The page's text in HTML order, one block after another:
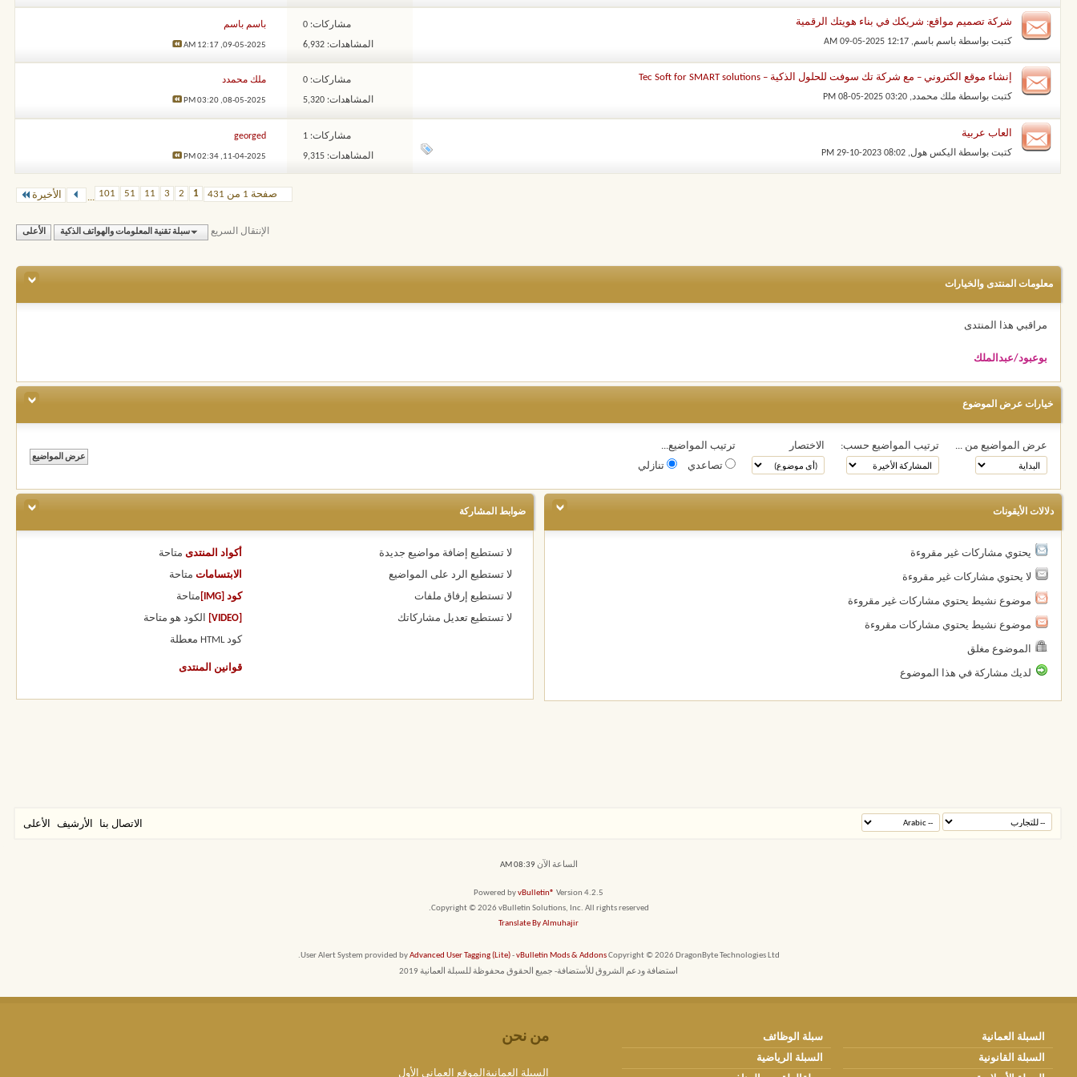
شركة تصميم مواقع: شريكك في بناء هويتك الرقمية
كتبت بواسطة باسم باسم‏, 09-05-2025 12:17 AM
مشاركات: 0
المشاهدات: 6,932
باسم باسم
09-05-2025,
12:17 AM
إنشاء موقع الكتروني – مع شركة تك سوفت للحلول الذكية – Tec Soft for SMART solutions
كتبت بواسطة ملك محمدد‏, 08-05-2025 03:20 PM
مشاركات: 0
المشاهدات: 5,320
ملك محمدد
08-05-2025,
03:20 PM
العاب عربية
كتبت بواسطة اليكس هول‏, 29-10-2023 08:02 PM
مشاركات: 1
المشاهدات: 9,315
georged
11-04-2025,
02:34 PM
صفحة 1 من 431 1
2
3
11
51
101
... الأخيرة
الإنتقال السريع سبلة تقنية المعلومات والهواتف الذكية الأعلى
معلومات المنتدى والخيارات
مراقبي هذا المنتدى
بوعبود/عبدالملك
خيارات عرض الموضوع
عرض المواضيع من ... ترتيب المواضيع حسب: الاختصار
ترتيب المواضيع...
تصاعدي
تنازلي
دلالات الأيقونات
يحتوي مشاركات غير مقروءة
لا يحتوي مشاركات غير مقروءة
موضوع نشيط يحتوي مشاركات غير مقروءة
موضوع نشيط يحتوي مشاركات مقروءة
الموضوع مغلق
لديك مشاركة في هذا الموضوع
ضوابط المشاركة
لا تستطيع إضافة مواضيع جديدة
لا تستطيع الرد على المواضيع
لا تستطيع إرفاق ملفات
لا تستطيع تعديل مشاركاتك
أكواد المنتدى متاحة
الابتسامات متاحة
كود [IMG] متاحة
الكود هو متاحة
كود HTML معطلة
قوانين المنتدى
الاتصال بنا الأرشيف الأعلى
الساعة الآن08:39 AM
Powered byvBulletin® Version 4.2.5
Copyright © 2026 vBulletin Solutions, Inc. All rights reserved.
Translate By Almuhajir
User Alert System provided byAdvanced User Tagging (Lite)-vBulletin Mods & AddonsCopyright © 2026 DragonByte Technologies Ltd.
استضافة ودعم الشروق للأستضافة- جميع الحقوق محفوظة للسبلة العمانية 2019
السبلة العمانية
سبلة الوظائف
السبلة القانونية
السبلة الرياضية
من نحن
السبلة العمانيةالموقع العماني الأول